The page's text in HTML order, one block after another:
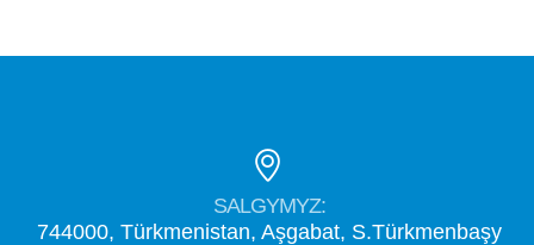
SALGYMYZ:
744000, Türkmenistan, Aşgabat, S.Türkmenbaşy